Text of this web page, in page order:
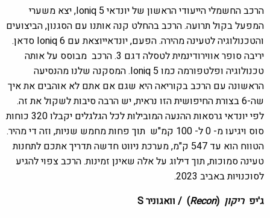
הרכב החשמלי הייעודי הראשון של יונדאי Ioniq 5, יצא משערי
המפעל בקול תרועה. הרכב בהחלט קנה אותנו עם הסגנון, הביצועים
והטכנולוגיה לטעינה מהירה. הפעם, יונדאייוצאת עם Ioniq 6 סדאן.
יריבה סופר אווירודינמית לטסלה דגם 3. הרכב מבוסס על אותה
טכנולוגיה ופלטפורמה כמו Ioniq 5. המסקנה שלנו מהנסיעה
הראשונה עם הרכב בקוריאה היא שגם אם אתם לא אוהבים את איך
שה-6 בצורת החיפושית הזו נראית, יש הרבה סיבות לשקול את זה.
לפי יונדאי גרסאות ההנעה המובילות לכל הגלגלים יקבלו 320 כוחות
סוס ויגיעו מ- 0 ל- 100 קמ"ש תוך פחות מחמש שניות, וזה די מהיר.
הטווח הוא עד 547 ק"מ, מערכת ניווט חדשה תדריך אתכם לתחנות
טעינה סמוכות, תוך דילוג על אלה שאינן זמינות. הרכב צפוי להגיע
לסוכנויות באביב 2023.
ג'יפריקון(
Recon) / וואגוניר S